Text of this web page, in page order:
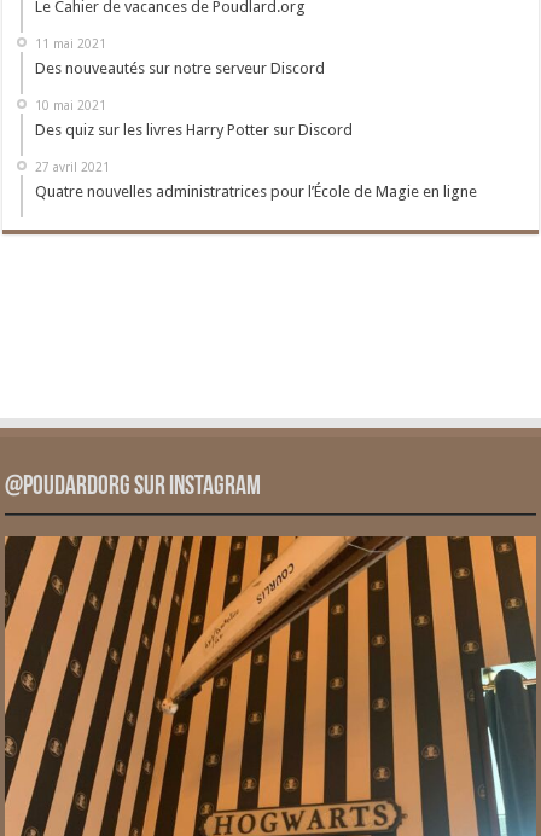
Le Cahier de vacances de Poudlard.org
11 mai 2021
Des nouveautés sur notre serveur Discord
10 mai 2021
Des quiz sur les livres Harry Potter sur Discord
27 avril 2021
Quatre nouvelles administratrices pour l’École de Magie en ligne
@PoudardOrg sur Instagram